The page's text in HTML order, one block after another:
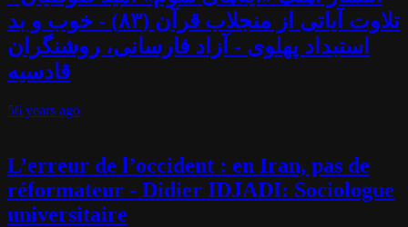
تلاوت آیاتی از منجلاب قرآن (۸۳) - خوب و بد
استبداد پهلوی - آزاد فارسانی، روشنگران
قادسیه
56 years ago
L’erreur de l’occident : en Iran, pas de
réformateur - Didier IDJADI: Sociologue
universitaire